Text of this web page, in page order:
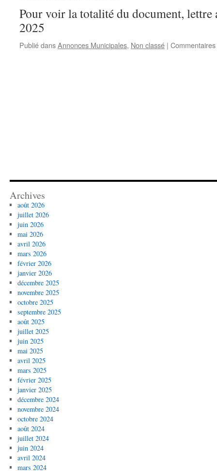
Bouchoir
jour
Pour voir la totalité du document, lettre
2025
Publié dansAnnonces Municipales, Non classé |
Archives
août 2026
juillet 2026
juin 2026
mai 2026
avril 2026
mars 2026
février 2026
janvier 2026
décembre 2025
novembre 2025
octobre 2025
septembre 2025
août 2025
juillet 2025
juin 2025
mai 2025
avril 2025
mars 2025
février 2025
janvier 2025
décembre 2024
novembre 2024
octobre 2024
août 2024
juillet 2024
juin 2024
avril 2024
mars 2024